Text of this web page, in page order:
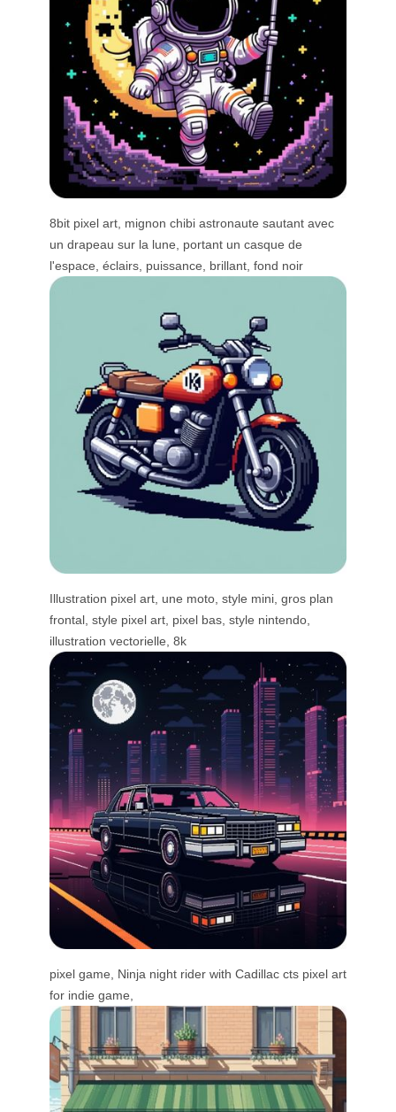
8bit pixel art, mignon chibi astronaute sautant avec
un drapeau sur la lune, portant un casque de
l'espace, éclairs, puissance, brillant, fond noir
Illustration pixel art, une moto, style mini, gros plan
frontal, style pixel art, pixel bas, style nintendo,
illustration vectorielle, 8k
pixel game, Ninja night rider with Cadillac cts pixel art
for indie game,